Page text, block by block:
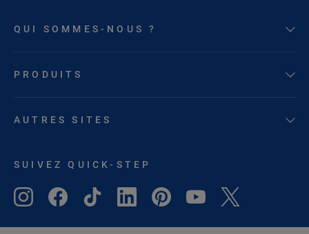
QUI SOMMES-NOUS ?
PRODUITS
AUTRES SITES
SUIVEZ QUICK-STEP